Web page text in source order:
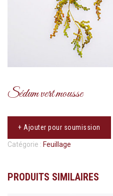
Sédum vert mousse
+ Ajouter pour soumission
Catégorie : Feuillage
PRODUITS SIMILAIRES